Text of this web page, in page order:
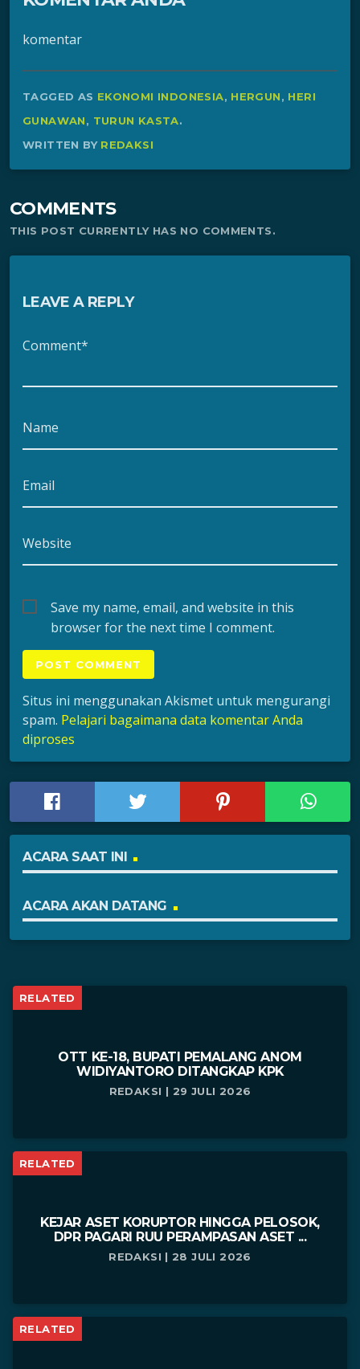
komentar
TAGGED AS EKONOMI INDONESIA, HERGUN, HERI
GUNAWAN, TURUN KASTA.
WRITTEN BY REDAKSI
COMMENTS
THIS POST CURRENTLY HAS NO COMMENTS.
LEAVE A REPLY
Comment*
Name
Email
Website
Save my name, email, and website in this
browser for the next time I comment.
Situs ini menggunakan Akismet untuk mengurangi
spam. Pelajari bagaimana data komentar Anda
diproses
ACARA SAAT INI
ACARA AKAN DATANG
RELATED
OTT KE-18, BUPATI PEMALANG ANOM
WIDIYANTORO DITANGKAP KPK
REDAKSI | 29 JULI 2026
RELATED
KEJAR ASET KORUPTOR HINGGA PELOSOK,
DPR PAGARI RUU PERAMPASAN ASET ...
REDAKSI | 28 JULI 2026
RELATED